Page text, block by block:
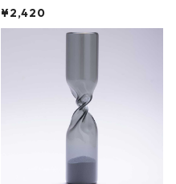
大きめ 撥水加工 収納ポーチ CRO
CODILE/Black クロコダイル/ブラ
¥2,420